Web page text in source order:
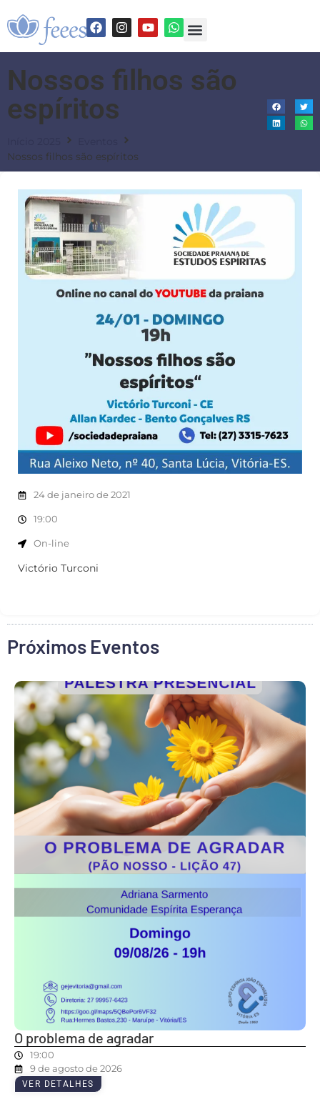
Nossos filhos são
espíritos
Nossos filhos são espíritos
24 de janeiro de 2021
19:00
On-line
Victório Turconi
Próximos Eventos
O problema de agradar
19:00
9 de agosto de 2026
VER DETALHES